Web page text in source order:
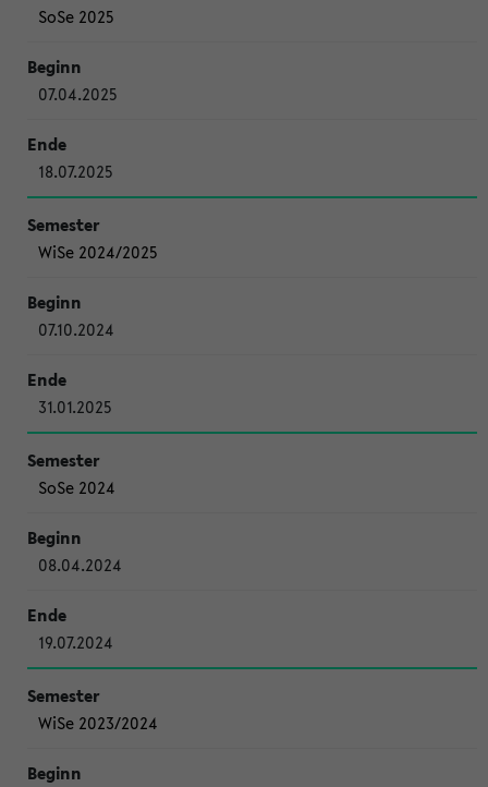
SoSe 2025
07.04.2025
18.07.2025
WiSe 2024/2025
07.10.2024
31.01.2025
SoSe 2024
08.04.2024
19.07.2024
WiSe 2023/2024